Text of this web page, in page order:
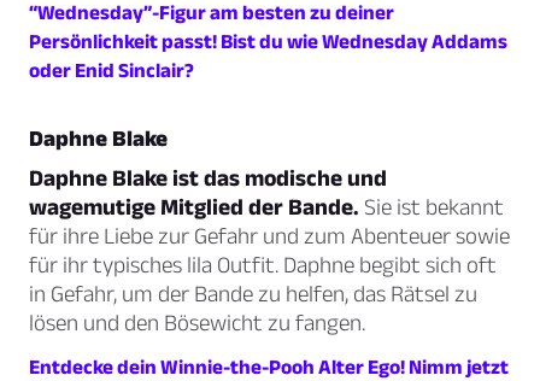
“Wednesday”-Figur am besten zu deiner
Persönlichkeit passt! Bist du wie Wednesday Addams
oder Enid Sinclair?
Daphne Blake
Daphne Blake ist das modische und
wagemutige Mitglied der Bande. Sie ist bekannt
für ihre Liebe zur Gefahr und zum Abenteuer sowie
für ihr typisches lila Outfit. Daphne begibt sich oft
in Gefahr, um der Bande zu helfen, das Rätsel zu
lösen und den Bösewicht zu fangen.
Entdecke dein Winnie-the-Pooh Alter Ego! Nimm jetzt